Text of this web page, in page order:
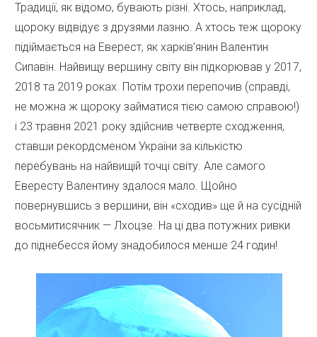
Традиції, як відомо, бувають різні. Хтось, наприклад,
щороку відвідує з друзями лазню. А хтось теж щороку
підіймається на Еверест, як харків’янин Валентин
Сипавін. Найвищу вершину світу він підкорював у 2017,
2018 та 2019 роках. Потім трохи перепочив (справді,
не можна ж щороку займатися тією самою справою!)
і 23 травня 2021 року здійснив четверте сходження,
ставши рекордсменом України за кількістю
перебувань на найвищій точці світу. Але самого
Евересту Валентину здалося мало. Щойно
повернувшись з вершини, він «сходив» ще й на сусідній
восьмитисячник — Лхоцзе. На ці два потужних ривки
до піднебесся йому знадобилося менше 24 годин!